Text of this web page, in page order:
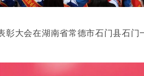
彰大会在湖南省常德市石门县石